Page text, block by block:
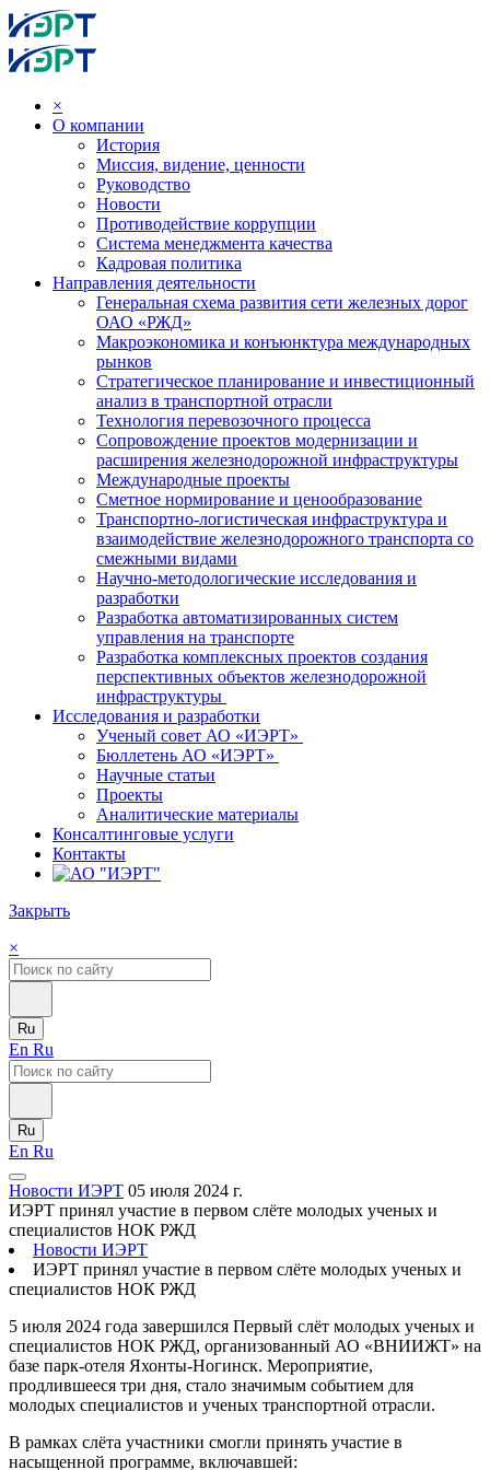
×
О компании
История
Миссия, видение, ценности
Руководство
Новости
Противодействие коррупции
Система менеджмента качества
Кадровая политика
Направления деятельности
Генеральная схема развития сети железных дорог
ОАО «РЖД»
Макроэкономика и конъюнктура международных
рынков
Стратегическое планирование и инвестиционный
анализ в транспортной отрасли
Технология перевозочного процесса
Сопровождение проектов модернизации и
расширения железнодорожной инфраструктуры
Международные проекты
Сметное нормирование и ценообразование
Транспортно-логистическая инфраструктура и
взаимодействие железнодорожного транспорта со
смежными видами
Научно-методологические исследования и
разработки
Разработка автоматизированных систем
управления на транспорте
Разработка комплексных проектов создания
перспективных объектов железнодорожной
инфраструктуры
Исследования и разработки
Ученый совет АО «ИЭРТ»
Бюллетень АО «ИЭРТ»
Научные статьи
Проекты
Аналитические материалы
Консалтинговые услуги
Контакты
Закрыть
×
Ru
En Ru
Ru
En Ru
Новости ИЭРТ 05 июля 2024 г.
ИЭРТ принял участие в первом слёте молодых ученых и
специалистов НОК РЖД
Новости ИЭРТ
ИЭРТ принял участие в первом слёте молодых ученых и
специалистов НОК РЖД
5 июля 2024 года завершился Первый слёт молодых ученых и
специалистов НОК РЖД, организованный АО «ВНИИЖТ» на
базе парк-отеля Яхонты-Ногинск. Мероприятие,
продлившееся три дня, стало значимым событием для
молодых специалистов и ученых транспортной отрасли.
В рамках слёта участники смогли принять участие в
насыщенной программе, включавшей: